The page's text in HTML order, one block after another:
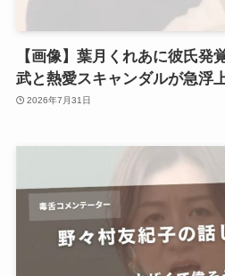
【画像】葉月くれあに彼氏発
武と熱愛スキャンダルが急浮
2026年7月31日